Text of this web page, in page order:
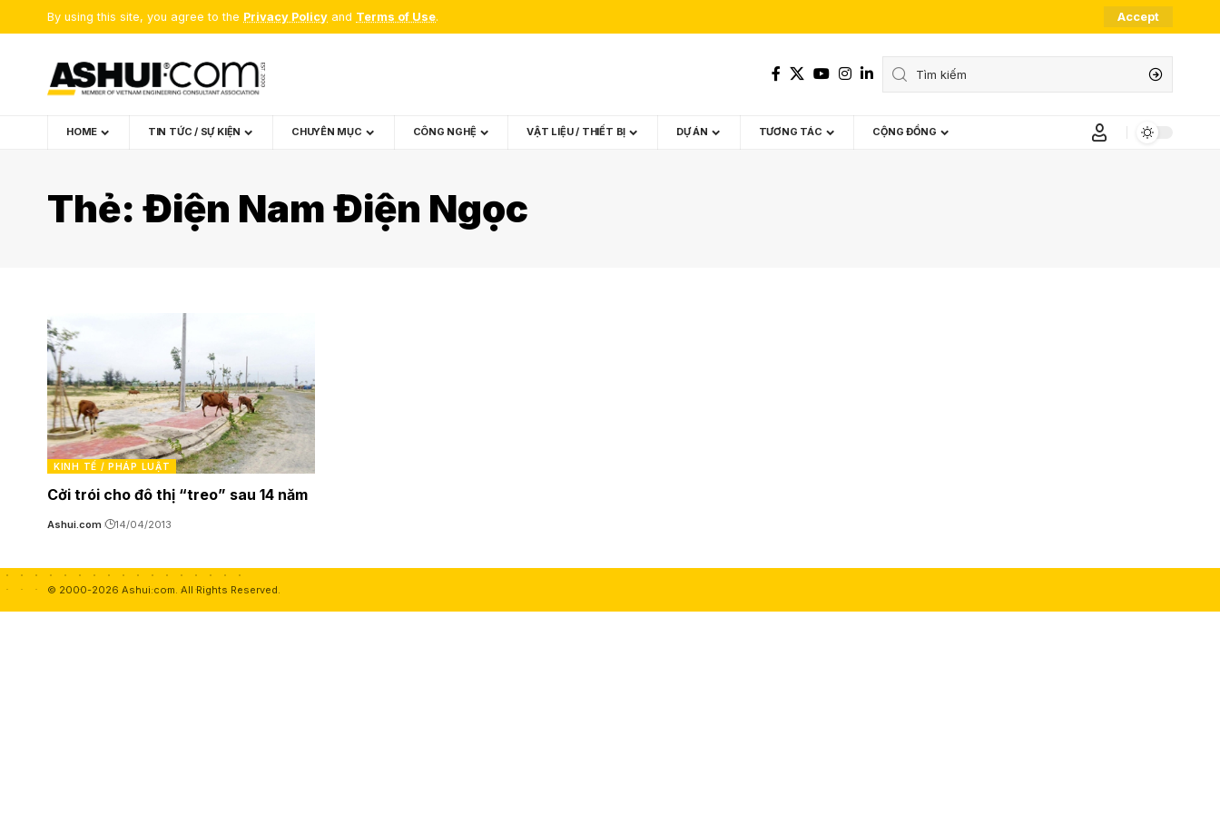
By using this site, you agree to the Privacy Policy and Terms of Use. Accept
HOME TIN TỨC / SỰ KIỆN CHUYÊN MỤC CÔNG NGHỆ VẬT LIỆU / THIẾT BỊ DỰ ÁN TƯƠNG TÁC CỘNG ĐỒNG
Thẻ: Điện Nam Điện Ngọc
KINH TẾ / PHÁP LUẬT
Cởi trói cho đô thị “treo” sau 14 năm
Ashui.com 14/04/2013
© 2000-2026 Ashui.com. All Rights Reserved.